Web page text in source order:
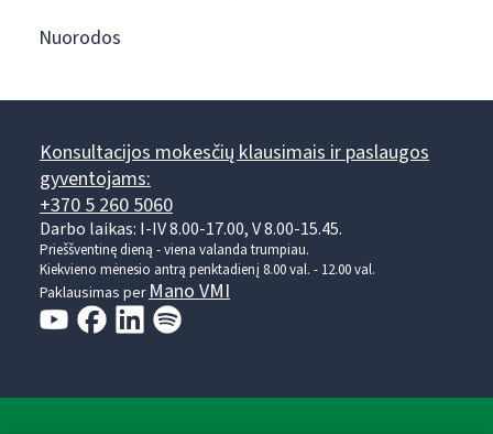
Nuorodos
Konsultacijos mokesčių klausimais ir paslaugos
gyventojams:
+370 5 260 5060
Darbo laikas: I-IV 8.00-17.00, V 8.00-15.45.
Prieššventinę dieną - viena valanda trumpiau.
Kiekvieno mėnesio antrą penktadienį 8.00 val. - 12.00 val.
Paklausimas perMano VMI